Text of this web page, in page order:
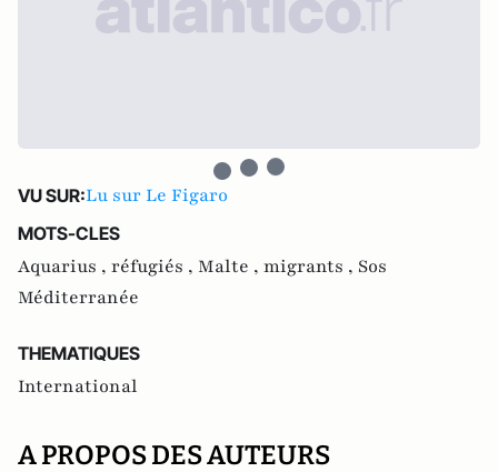
VU SUR:Lu sur Le Figaro
MOTS-CLES
Aquarius , réfugiés , Malte , migrants , Sos
Méditerranée
THEMATIQUES
International
A PROPOS DES AUTEURS